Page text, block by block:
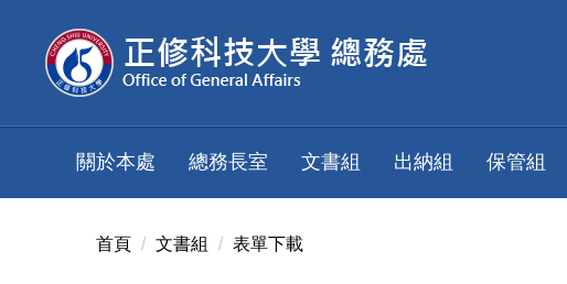
內
關於本處 總務長室 文書組 出納組 保管組
首頁 文書組 表單下載